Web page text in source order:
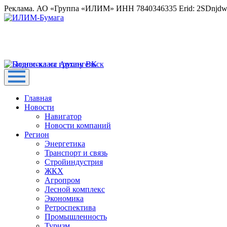
Реклама. АО «Группа «ИЛИМ» ИНН 7840346335 Erid:
Главная
Новости
Навигатор
Новости компаний
Регион
Энергетика
Транспорт и связь
Стройиндустрия
ЖКХ
Агропром
Лесной комплекс
Экономика
Ретроспектива
Промышленность